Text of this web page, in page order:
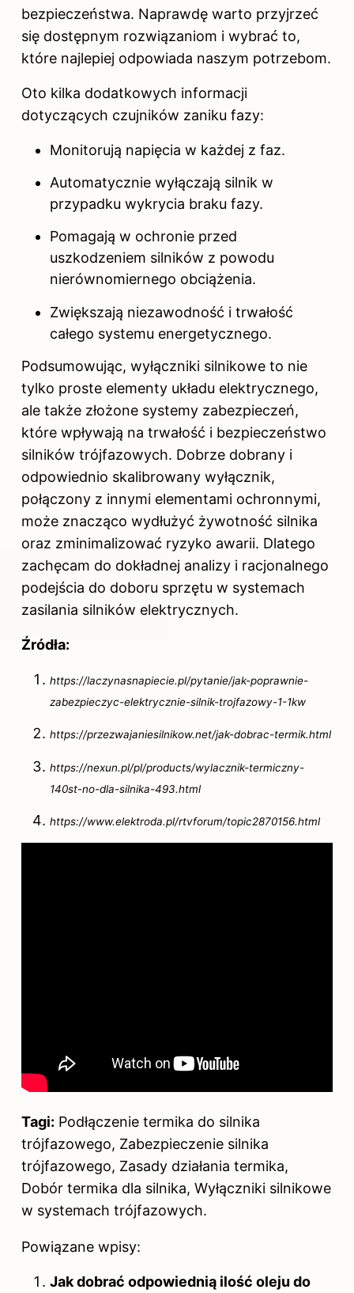
bezpieczeństwa. Naprawdę warto przyjrzeć
się dostępnym rozwiązaniom i wybrać to,
które najlepiej odpowiada naszym potrzebom.
Oto kilka dodatkowych informacji
dotyczących czujników zaniku fazy:
Monitorują napięcia w każdej z faz.
Automatycznie wyłączają silnik w
przypadku wykrycia braku fazy.
Pomagają w ochronie przed
uszkodzeniem silników z powodu
nierównomiernego obciążenia.
Zwiększają niezawodność i trwałość
całego systemu energetycznego.
Podsumowując, wyłączniki silnikowe to nie
tylko proste elementy układu elektrycznego,
ale także złożone systemy zabezpieczeń,
które wpływają na trwałość i bezpieczeństwo
silników trójfazowych. Dobrze dobrany i
odpowiednio skalibrowany wyłącznik,
połączony z innymi elementami ochronnymi,
może znacząco wydłużyć żywotność silnika
oraz zminimalizować ryzyko awarii. Dlatego
zachęcam do dokładnej analizy i racjonalnego
podejścia do doboru sprzętu w systemach
zasilania silników elektrycznych.
Źródła:
https://laczynasnapiecie.pl/pytanie/jak-poprawnie-
zabezpieczyc-elektrycznie-silnik-trojfazowy-1-1kw
https://przezwajaniesilnikow.net/jak-dobrac-termik.html
https://nexun.pl/pl/products/wylacznik-termiczny-
140st-no-dla-silnika-493.html
https://www.elektroda.pl/rtvforum/topic2870156.html
Tagi: Podłączenie termika do silnika
trójfazowego, Zabezpieczenie silnika
trójfazowego, Zasady działania termika,
Dobór termika dla silnika, Wyłączniki silnikowe
w systemach trójfazowych.
Powiązane wpisy:
Jak dobrać odpowiednią ilość oleju do